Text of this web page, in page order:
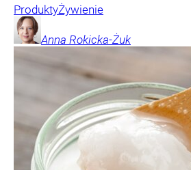
ProduktyŻywienie
Anna Rokicka-Żuk